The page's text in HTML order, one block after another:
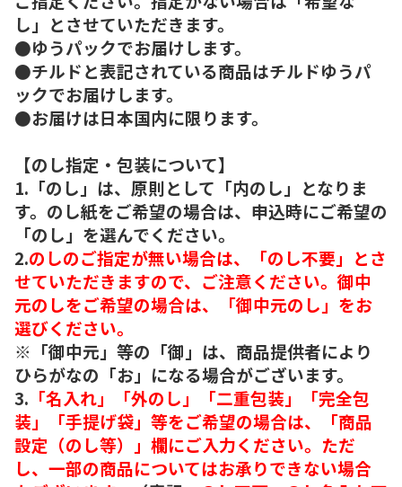
し」とさせていただきます。
●ゆうパックでお届けします。
●チルドと表記されている商品はチルドゆうパ
ックでお届けします。
●お届けは日本国内に限ります。
【のし指定・包装について】
1.「のし」は、原則として「内のし」となりま
す。のし紙をご希望の場合は、申込時にご希望の
「のし」を選んでください。
2.のしのご指定が無い場合は、「のし不要」とさ
せていただきますので、ご注意ください。御中
元のしをご希望の場合は、「御中元のし」をお
選びください。
※「御中元」等の「御」は、商品提供者により
ひらがなの「お」になる場合がございます。
3. 「名入れ」「外のし」「二重包装」「完全包
装」「手提げ袋」等をご希望の場合は、「商品
設定（のし等）」欄にご入力ください。ただ
し、一部の商品についてはお承りできない場合